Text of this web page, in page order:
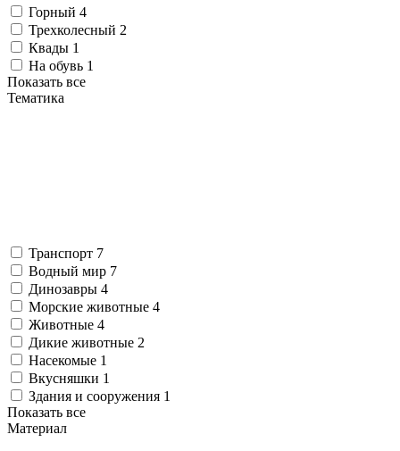
Горный 4
Трехколесный 2
Квады 1
На обувь 1
Показать все
Тематика
Транспорт 7
Водный мир 7
Динозавры 4
Морские животные 4
Животные 4
Дикие животные 2
Насекомые 1
Вкусняшки 1
Здания и сооружения 1
Показать все
Материал